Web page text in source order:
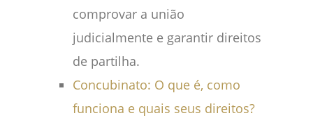
comprovar a união
judicialmente e garantir direitos
de partilha.
Concubinato: O que é, como
funciona e quais seus direitos?